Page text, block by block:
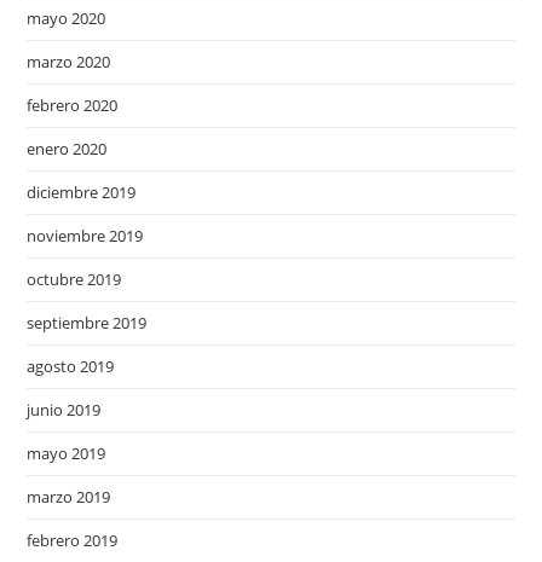
mayo 2020
marzo 2020
febrero 2020
enero 2020
diciembre 2019
noviembre 2019
octubre 2019
septiembre 2019
agosto 2019
junio 2019
mayo 2019
marzo 2019
febrero 2019